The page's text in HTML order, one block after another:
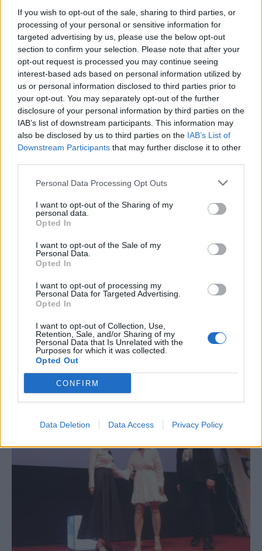
If you wish to opt-out of the sale, sharing to third parties, or
processing of your personal or sensitive information for
targeted advertising by us, please use the below opt-out
section to confirm your selection. Please note that after your
opt-out request is processed you may continue seeing
interest-based ads based on personal information utilized by
us or personal information disclosed to third parties prior to
your opt-out. You may separately opt-out of the further
disclosure of your personal information by third parties on the
IAB’s list of downstream participants. This information may
also be disclosed by us to third parties on the IAB’s List of
Downstream Participants that may further disclose it to other
Personal Data Processing Opt Outs
I want to opt-out of the Sharing of my
personal data.
Opted In
I want to opt-out of the Sale of my
Personal Data.
Opted In
I want to opt-out of processing my
Personal Data for Targeted Advertising.
Opted In
I want to opt-out of Collection, Use,
Retention, Sale, and/or Sharing of my
Personal Data that Is Unrelated with the
Purposes for which it was collected.
Opted Out
CONFIRM
Data Deletion Data Access Privacy Policy
Το Επαρχείο τιμά τον Καλύμνιο Σκεύο Ζερβό: Έκθεση
πολιτικού και εθνικού αγωνιστή (φωτος κ videos)
Γιάννης Χατζής, πρόεδρος ΠΟΞ: «Ο ελληνικός
τουρισμός άντεξε τις διεθνείς κρίσεις, αλλά
χρειάζονται γενναίες αλλαγές για να παραμείνει
ανταγωνιστικός» (ηχητικό)